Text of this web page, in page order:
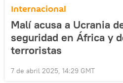
Internacional
Malí acusa a Ucrania
seguridad en África y
terroristas
7 de abril 2025, 14:29 GMT